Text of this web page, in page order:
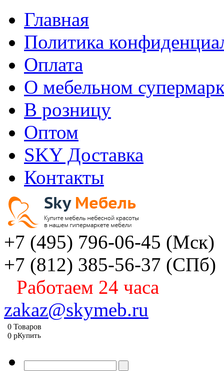
Главная
Политика
Оплата
О мебельном
В розницу
Оптом
SKY Доставка
Контакты
+7 (495) 796-06-45 (Мск)
+7 (812) 385-56-37 (СПб)
Работаем 24 часа
zakaz@skymeb.ru
0 Товаров
0 pКупить